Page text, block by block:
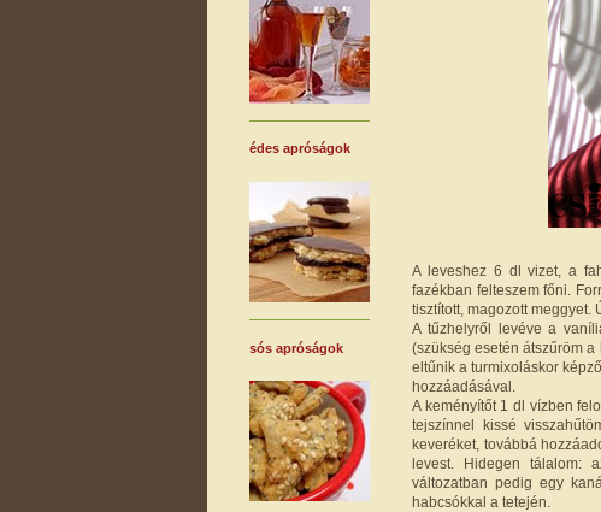
A leveshez 6 dl vizet, a
fazékban felteszem főni.
tisztított, magozott meggyet.
A tűzhelyről levéve a
(szükség esetén átszűröm
eltűnik a turmixoláskor
hozzáadásával.
A keményítőt 1 dl vízben
tejszínnel kissé
keveréket, továbbá
levest. Hidegen tálalom:
változatban pedig egy
habcsókkal a tetején.
édes apróságok
sós apróságok